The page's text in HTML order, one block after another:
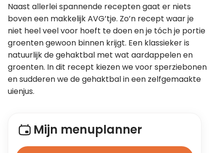
Naast allerlei spannende recepten gaat er niets
boven een makkelijk AVG’tje. Zo’n recept waar je
niet heel veel voor hoeft te doen en je tóch je portie
groenten gewoon binnen krijgt. Een klassieker is
natuurlijk de gehaktbal met wat aardappelen en
groenten. In dit recept kiezen we voor sperziebonen
en sudderen we de gehaktbal in een zelfgemaakte
uienjus.
Mijn menuplanner